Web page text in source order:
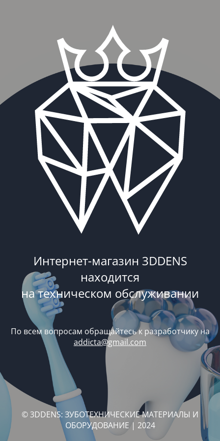
Интернет-магазин 3DDENS
находится
на техническом обслуживании
По всем вопросам обращайтесь к разработчику на
addicta@gmail.com
© 3DDENS: ЗУБОТЕХНИЧЕСКИЕ МАТЕРИАЛЫ И
ОБОРУДОВАНИЕ | 2024